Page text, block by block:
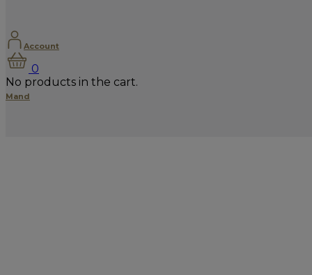
Account
0
No products in the cart.
Mand